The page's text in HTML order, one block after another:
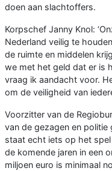
doen aan slachtoffers.
Korpschef Janny Knol:
Nederland veilig te
de ruimte en middelen
we met het geld dat er is
vraag ik aandacht voor.
om de veiligheid van
Voorzitter van de
van de gezagen en
staat echt iets op het
de komende jaren in een
miljoen euro is minimaal